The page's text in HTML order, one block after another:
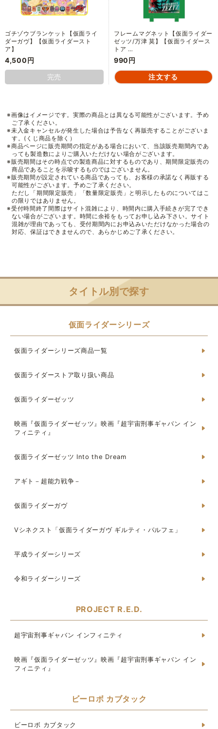
ゴチゾウブランケット【仮面ライ
ダーガヴ】【仮面ライダースト
ア】
4,500円
完売
フレームマグネット【仮面ライダー
ゼッツ/万津 莫】【仮面ライダース
トア …
990円
※画像はイメージです。実際の商品とは異なる可能性がございます。予め
ご了承ください。
※未入金キャンセルが発生した場合は予告なく再販売することがございま
す。(くじ商品を除く）
※商品ページに販売期間の指定がある場合において、当該販売期間内であ
っても製造数によりご購入いただけない場合がございます。
※販売期間はその時点での製造商品に対するものであり、期間限定販売の
商品であることを示唆するものではございません。
※販売期間が設定されている商品であっても、お客様の承諾なく再販する
可能性がございます。予めご了承ください。
ただし「期間限定販売」「数量限定販売」と明示したものについてはこ
の限りではありません。
※受付時間終了間際はサイト混雑により、時間内に購入手続きが完了でき
ない場合がございます。時間に余裕をもってお申し込み下さい。サイト
混雑が理由であっても、受付期間内にお申込みいただけなかった場合の
対応、保証はできませんので、あらかじめご了承ください。
タイトル別で探す
仮面ライダーシリーズ
仮面ライダーシリーズ商品一覧
仮面ライダーストア取り扱い商品
仮面ライダーゼッツ
映画『仮面ライダーゼッツ』映画『超宇宙刑事ギャバン イン
フィニティ』
仮面ライダーゼッツ Into the Dream
アギト－超能力戦争－
仮面ライダーガヴ
Vシネクスト「仮面ライダーガヴ ギルティ・パルフェ」
平成ライダーシリーズ
令和ライダーシリーズ
PROJECT R.E.D.
超宇宙刑事ギャバン インフィニティ
映画『仮面ライダーゼッツ』映画『超宇宙刑事ギャバン イン
フィニティ』
ビーロボ カブタック
ビーロボ カブタック